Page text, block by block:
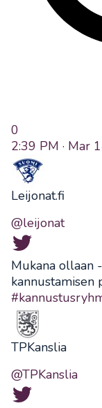
0
2:39 PM · Mar
Leijonat.fi
@leijonat
Mukana ollaan
kannustamisen
TPKanslia
@TPKanslia